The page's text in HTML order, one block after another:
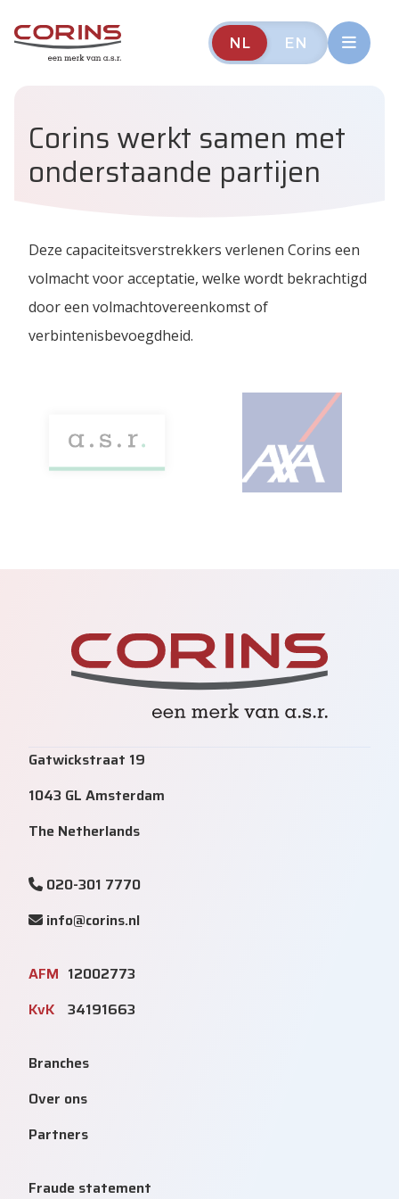
NL EN
Corins werkt samen met
onderstaande partijen
Deze capaciteitsverstrekkers verlenen Corins een
volmacht voor acceptatie, welke wordt bekrachtigd
door een volmachtovereenkomst of
verbintenisbevoegdheid.
Gatwickstraat 19
1043 GL Amsterdam
The Netherlands
020-301 7770
info@corins.nl
AFM 12002773
KvK 34191663
Branches
Over ons
Partners
Fraude statement